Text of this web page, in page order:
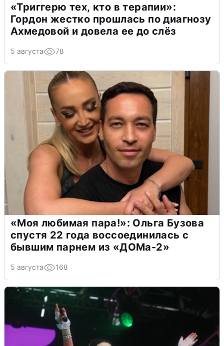
«Триггерю тех, кто в терапии»:
Гордон жестко прошлась по диагнозу
Ахмедовой и довела ее до слёз
5 августа 78
«Моя любимая пара!»: Ольга Бузова
спустя 22 года воссоединилась с
бывшим парнем из «ДОМа-2»
5 августа 168